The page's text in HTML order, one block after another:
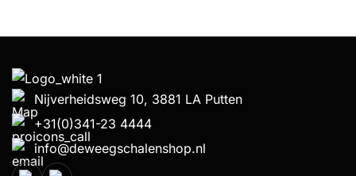
Nijverheidsweg 10, 3881 LA Putten
+31(0)341-23 4444
info@deweegschalenshop.nl